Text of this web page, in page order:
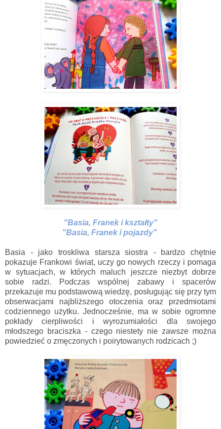
"Basia, Franek i kształty"
"Basia, Franek i pojazdy"
Basia - jako troskliwa starsza siostra - bardzo chętnie
pokazuje Frankowi świat, uczy go nowych rzeczy i pomaga
w sytuacjach, w których maluch jeszcze niezbyt dobrze
sobie radzi. Podczas wspólnej zabawy i spacerów
przekazuje mu podstawową wiedzę, posługując się przy tym
obserwacjami najbliższego otoczenia oraz przedmiotami
codziennego użytku. Jednocześnie, ma w sobie ogromne
pokłady cierpliwości i wyrozumiałości dla swojego
młodszego braciszka - czego niestety nie zawsze można
powiedzieć o zmęczonych i poirytowanych rodzicach ;)